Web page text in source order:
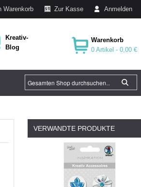
Warenkorb Zur Kasse Anmelden
Kreativ-
Blog
Warenkorb
0 Artikel -0,00 €
VERWANDTE PRODUKTE